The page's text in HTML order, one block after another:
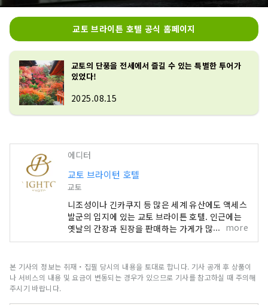
교토 브라이튼 호텔 공식 홈페이지
교토의 단풍을 전세에서 즐길 수 있는 특별한 투어가
있었다!
2025.08.15
에디터
교토 브라이턴 호텔
교토
니조성이나 긴카쿠지 등 많은 세계 유산에도 액세스
발군의 입지에 있는 교토 브라이튼 호텔. 인근에는
옛날의 간장과 된장을 판매하는 가게가 많아 쇼핑도
즐길 수 있습니다. 교토고쇼까지는 도보 약 5분, 아
잘 아는 컨시어지가 상주하고 있어, 관광이나 식사
처, 전통 공예의 체험 등에 대해서도 부담없이 상담
more
본 기사의 정보는 취재・집필 당시의 내용을 토대로 합니다. 기사 공개 후 상품이
나 서비스의 내용 및 요금이 변동되는 경우가 있으므로 기사를 참고하실 때 주의해
주시기 바랍니다.